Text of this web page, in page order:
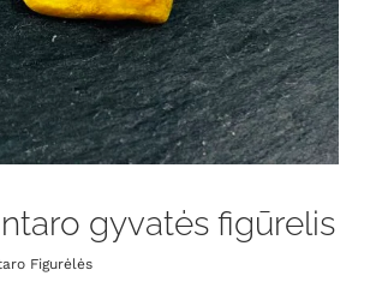
gyvatės figūrelis
Figurėlės